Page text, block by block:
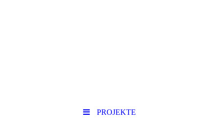
PROJEKTE